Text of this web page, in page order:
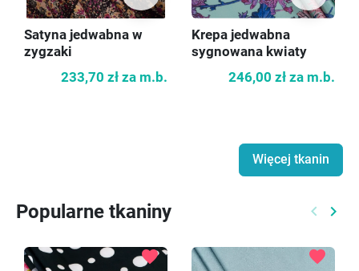
Satyna jedwabna w
zygzaki
233,70 zł za m.b.
Krepa jedwabna
sygnowana kwiaty
246,00 zł za m.b.
Więcej tkanin
Popularne tkaniny keyboard_arrow_left keyboard_arrow_right
favorite favorite